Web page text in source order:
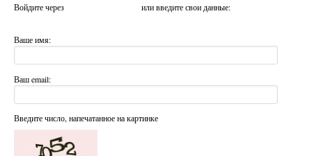
Войдите через или введите свои данные:
Ваше имя:
Ваш email:
Введите число, напечатанное на картинке